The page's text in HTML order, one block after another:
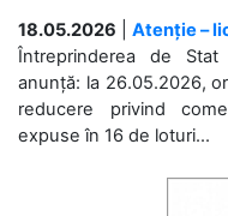
18.05.2026
Atenție –
Întreprinderea de Stat
anunță: la 26.05.2026,
reducere privind
expuse în 16 de loturi...